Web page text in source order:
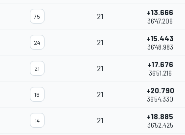
75 21 +13.666
36'47.206
24 21 +15.443
36'48.983
21 21 +17.676
36'51.216
16 21 +20.790
36'54.330
14 21 +18.885
36'52.425